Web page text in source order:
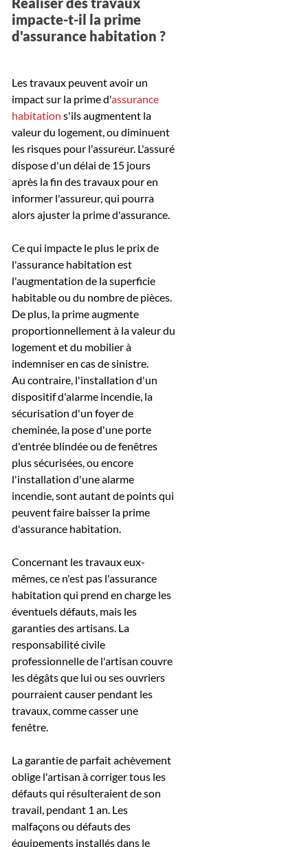
impacte-t-il la prime
d'assurance habitation ?
Les travaux peuvent avoir un
impact sur la prime d'assurance
habitation s'ils augmentent la
valeur du logement, ou diminuent
les risques pour l'assureur. L'assuré
dispose d'un délai de 15 jours
après la fin des travaux pour en
informer l'assureur, qui pourra
alors ajuster la prime d'assurance.
Ce qui impacte le plus le prix de
l'assurance habitation est
l'augmentation de la superficie
habitable ou du nombre de pièces.
De plus, la prime augmente
proportionnellement à la valeur du
logement et du mobilier à
indemniser en cas de sinistre.
Au contraire, l'installation d'un
dispositif d'alarme incendie, la
sécurisation d'un foyer de
cheminée, la pose d'une porte
d'entrée blindée ou de fenêtres
plus sécurisées, ou encore
l'installation d'une alarme
incendie, sont autant de points qui
peuvent faire baisser la prime
d'assurance habitation.
Concernant les travaux eux-
mêmes, ce n'est pas l'assurance
habitation qui prend en charge les
éventuels défauts, mais les
garanties des artisans. La
responsabilité civile
professionnelle de l'artisan couvre
les dégâts que lui ou ses ouvriers
pourraient causer pendant les
travaux, comme casser une
fenêtre.
La garantie de parfait achèvement
oblige l'artisan à corriger tous les
défauts qui résulteraient de son
travail, pendant 1 an. Les
malfaçons ou défauts des
équipements installés dans le